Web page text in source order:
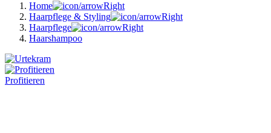
Home
Haarpflege & Styling
Haarpflege
Haarshampoo
Profitieren